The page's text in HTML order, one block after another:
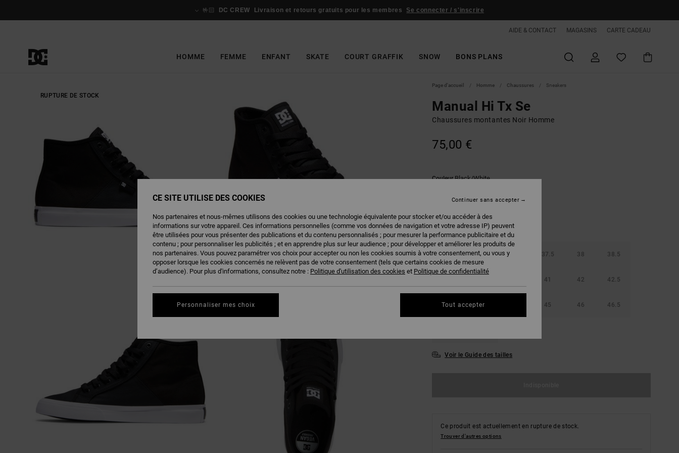
🤟🏻 DC CREW Livraison et retours gratuits pour les membres Se connecter / s'inscrire
AIDE & CONTACT MAGASINS CARTE CADEAU
HOMME FEMME ENFANT SKATE COURT GRAFFIK SNOW BONS PLANS
RUPTURE DE STOCK
Page d'accueil Homme Chaussures Sneakers
Manual Hi Tx Se
Chaussures montantes Noir Homme
75,00 €
CouleurBlack/white
36 36.5 37.5 38 38.5
41 42 42.5
43 44 45 46 46.5
Voir le Guide des tailles
Ce produit est actuellement en rupture de stock.
Trouver d'autres options
CE SITE UTILISE DES COOKIES
Nos partenaires et nous-mêmes utilisons des cookies ou une technologie équivalente pour stocker et/ou accéder à des
informations sur votre appareil. Ces informations personnelles (comme vos données de navigation et votre adresse IP) peuvent
être utilisées pour vous présenter des publications et du contenu personnalisés ; pour mesurer la performance publicitaire et du
contenu ; pour personnaliser les publicités ; et en apprendre plus sur leur audience ; pour développer et améliorer les produits de
nos partenaires. Vous pouvez paramétrer vos choix pour accepter ou non les cookies soumis à votre consentement, ou vous y
opposer lorsque les cookies concernés ne relèvent pas de votre consentement (tels que certains cookies de mesure
d’audience). Pour plus d'informations, consultez notre : Politique d'utilisation des cookies et Politique de confidentialité
Personnaliser mes choix
Continuer sans accepter
Tout accepter